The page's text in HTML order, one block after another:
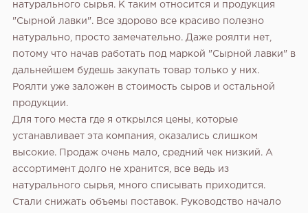
натурального сырья. К таким относится и продукция
"Сырной лавки". Все здорово все красиво полезно
натурально, просто замечательно. Даже роялти нет,
потому что начав работать под маркой "Сырной лавки" в
дальнейшем будешь закупать товар только у них.
Роялти уже заложен в стоимость сыров и остальной
продукции.
Для того места где я открылся цены, которые
устанавливает эта компания, оказались слишком
высокие. Продаж очень мало, средний чек низкий. А
ассортимент долго не хранится, все ведь из
натурального сырья, много списывать приходится.
Стали снижать объемы поставок. Руководство начало